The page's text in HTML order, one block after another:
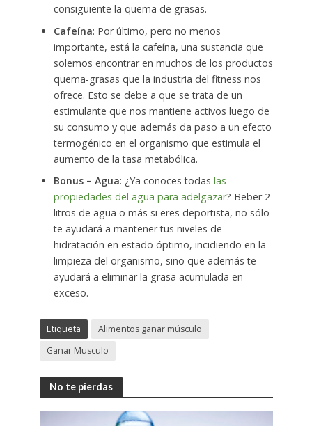
consiguiente la quema de grasas.
Cafeína: Por último, pero no menos
importante, está la cafeína, una sustancia que
solemos encontrar en muchos de los productos
quema-grasas que la industria del fitness nos
ofrece. Esto se debe a que se trata de un
estimulante que nos mantiene activos luego de
su consumo y que además da paso a un efecto
termogénico en el organismo que estimula el
aumento de la tasa metabólica.
Bonus – Agua: ¿Ya conoces todas las
propiedades del agua para adelgazar? Beber 2
litros de agua o más si eres deportista, no sólo
te ayudará a mantener tus niveles de
hidratación en estado óptimo, incidiendo en la
limpieza del organismo, sino que además te
ayudará a eliminar la grasa acumulada en
exceso.
Etiqueta
Alimentos ganar músculo
Ganar Musculo
No te pierdas